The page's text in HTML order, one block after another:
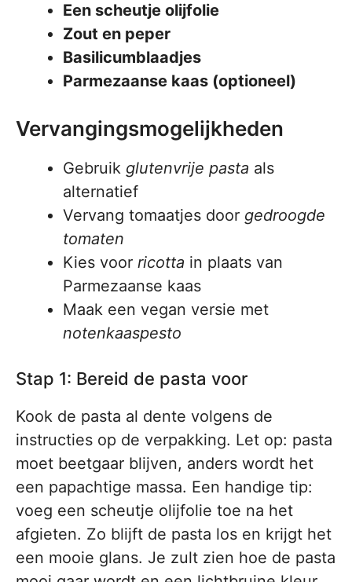
Een scheutje olijfolie
Zout en peper
Basilicumblaadjes
Parmezaanse kaas (optioneel)
Vervangingsmogelijkheden
Gebruik glutenvrije pasta als
alternatief
Vervang tomaatjes door gedroogde
tomaten
Kies voor ricotta in plaats van
Parmezaanse kaas
Maak een vegan versie met
notenkaaspesto
Stap 1: Bereid de pasta voor
Kook de pasta al dente volgens de
instructies op de verpakking. Let op: pasta
moet beetgaar blijven, anders wordt het
een papachtige massa. Een handige tip:
voeg een scheutje olijfolie toe na het
afgieten. Zo blijft de pasta los en krijgt het
een mooie glans. Je zult zien hoe de pasta